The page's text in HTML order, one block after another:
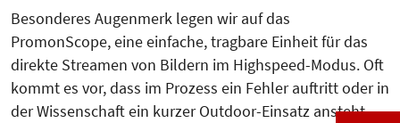
Besonderes Augenmerk legen wir auf das
PromonScope, eine einfa­che, tragbare Einheit für das
direkte Strea­men von Bildern im Highspeed-Mo­dus. Oft
kommt es vor, dass im Pro­zess ein Fehler auftritt oder in
der Wis­sen­­­schaft ein kurzer Outdoor-Ein­­satz ansteht,